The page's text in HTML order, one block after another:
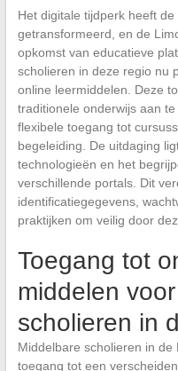
Het digitale tijdperk heeft
getransformeerd, en de
opkomst van educatieve
scholieren in deze regio nu
online leermiddelen. Deze
traditionele onderwijs aan
flexibele toegang tot
begeleiding. De uitdaging
technologieën en het
verschillende portals. Dit
identificatiegegevens,
praktijken om veilig door
Toegang tot
middelen
scholieren in
Middelbare scholieren in
toegang tot een